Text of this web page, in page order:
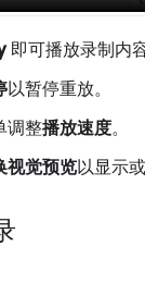
即可播放录制内容
以暂停重放。
调整播放速度。
视觉预览以显示